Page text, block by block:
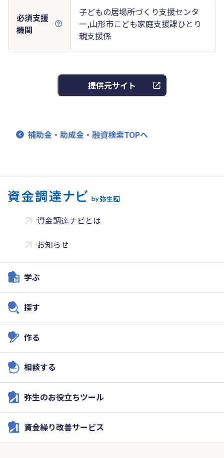
必須支援
機関
子どもの居場所づくり支援センタ
ー,山形市こども家庭支援課ひとり
親支援係
提供元サイト
補助金・助成金・融資検索TOPへ
資金調達ナビとは
お知らせ
学ぶ
探す
作る
相談する
弥生のお役立ちツール
資金繰り改善サービス